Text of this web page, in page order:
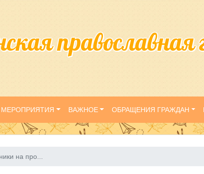
МЕРОПРИЯТИЯ ВАЖНОЕ ОБРАЩЕНИЯ ГРАЖДАН
на про...